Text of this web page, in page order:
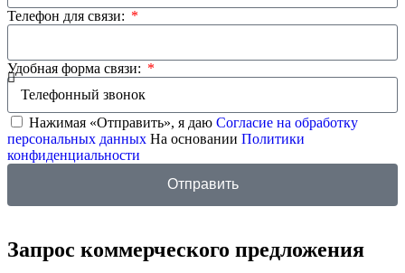
Телефон для связи:
Удобная форма связи:
Нажимая «Отправить», я даю Согласие на обработку
персональных данных На основании Политики
конфиденциальности
Отправить
Запрос коммерческого предложения